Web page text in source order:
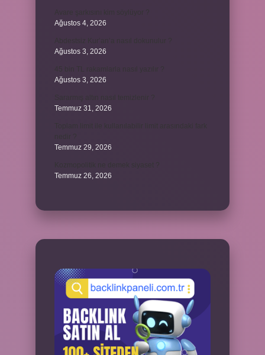
Ağustos 4, 2026
Ağustos 3, 2026
Ağustos 3, 2026
Temmuz 31, 2026
Temmuz 29, 2026
Temmuz 26, 2026